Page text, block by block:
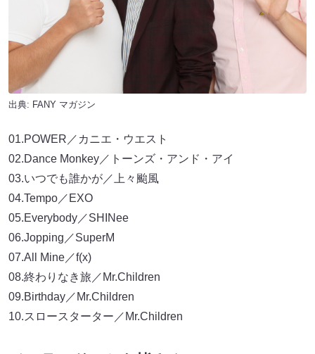
出典: FANY マガジン
01.POWER／カニエ・ウエスト
02.Dance Monkey／トーンズ・アンド・アイ
03.いつでも誰かが／上々颱風
04.Tempo／EXO
05.Everybody／SHINee
06.Jopping／SuperM
07.All Mine／f(x)
08.終わりなき旅／Mr.Children
09.Birthday／Mr.Children
10.スロースターター／Mr.Children